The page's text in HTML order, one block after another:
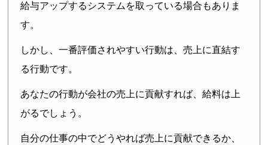
給与アップするシステムを取っている場合もありま
す。
しかし、一番評価されやすい行動は、売上に直結す
る行動です。
あなたの行動が会社の売上に貢献すれば、給料は上
がるでしょう。
自分の仕事の中でどうやれば売上に貢献できるか、